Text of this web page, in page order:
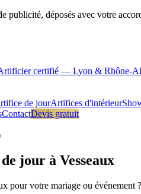
publicité, déposés avec votre
certifié — Lyon & Rhône-
de jourArtifices d'intérieur
ContactDevis gratuit
jour à Vesseaux
pour votre mariage ou